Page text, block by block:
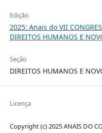
Edição
2025: Anais do VII
DIREITOS HUMANOS E
Seção
DIREITOS HUMANOS E
Licença
Copyright (c) 2025 ANAIS DO